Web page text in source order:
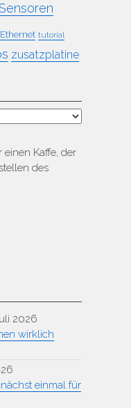
tutorial
zusatzplatine
Kaffe, der
des
2026
wirklich
einmal für